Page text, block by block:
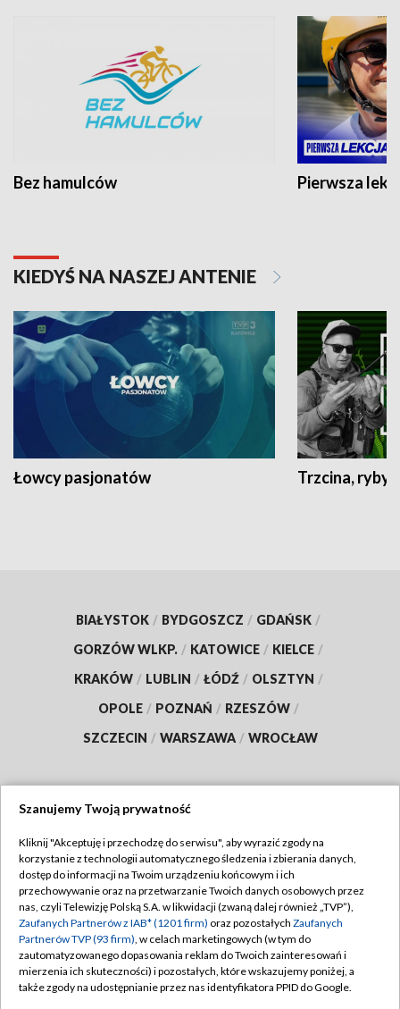
Bez hamulców Pierwsza
KIEDYŚ NA NASZEJ ANTENIE
Łowcy pasjonatów Trzcina, ryby
BIAŁYSTOK / BYDGOSZCZ / GDAŃSK /
GORZÓW WLKP. / KATOWICE / KIELCE /
KRAKÓW / LUBLIN / ŁÓDŹ / OLSZTYN /
OPOLE / POZNAŃ / RZESZÓW /
SZCZECIN / WARSZAWA / WROCŁAW
TVP
Abonament TVP
Emisja w TVP
Centrum informacji TVP
Naziemna Telewizja Cyfrowa
Regulamin TVP
Polityka prywatności
Moje zgody
Pomoc
Szanujemy Twoją prywatność
Kliknij "Akceptuję i przechodzę do serwisu", aby wyrazić zgody na
korzystanie z technologii automatycznego śledzenia i zbierania danych,
dostęp do informacji na Twoim urządzeniu końcowym i ich
przechowywanie oraz na przetwarzanie Twoich danych osobowych przez
nas, czyli Telewizję Polską S.A. w likwidacji (zwaną dalej również „TVP”),
Zaufanych Partnerów z IAB* (1201 firm) oraz pozostałych Zaufanych
Partnerów TVP (93 firm), w celach marketingowych (w tym do
zautomatyzowanego dopasowania reklam do Twoich zainteresowań i
mierzenia ich skuteczności) i pozostałych, które wskazujemy poniżej, a
także zgody na udostępnianie przez nas identyfikatora PPID do Google.